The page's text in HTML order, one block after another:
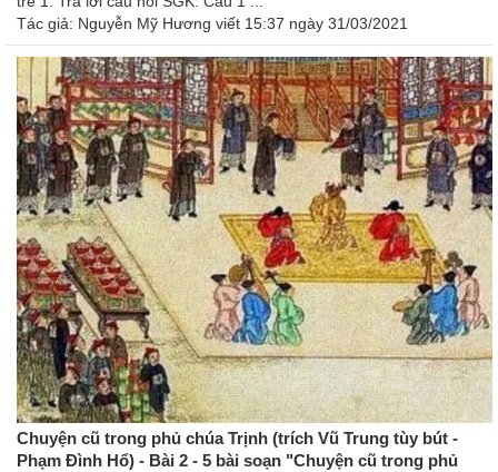
Tác giả: Nguyễn Mỹ Hương viết 15:37 ngày 31/03/2021
Chuyện cũ trong phủ chúa Trịnh (trích Vũ Trung tùy bút -
Phạm Đình Hổ) - Bài 2 - 5 bài soạn "Chuyện cũ trong phủ